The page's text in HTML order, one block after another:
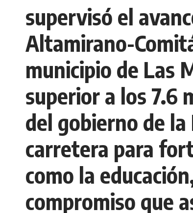
supervisó el
Altamirano-
municipio de Las
superior a los 7.6
del gobierno de
carretera para
como la
compromiso que